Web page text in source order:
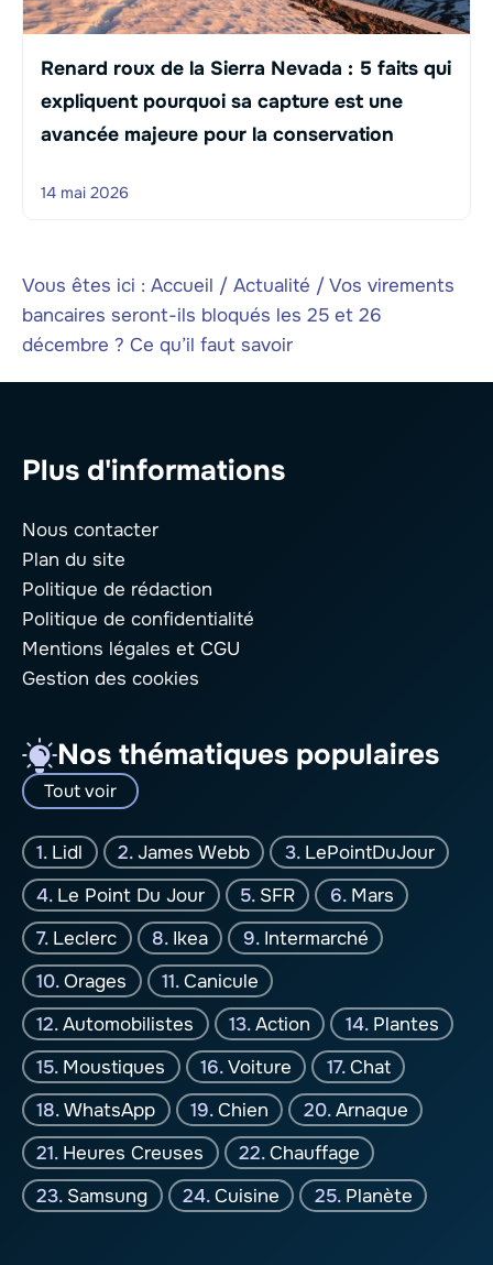
Renard roux de la Sierra Nevada : 5 faits qui
expliquent pourquoi sa capture est une
avancée majeure pour la conservation
14 mai 2026
Vous êtes ici : Accueil / Actualité /Vos virements
bancaires seront-ils bloqués les 25 et 26
décembre ? Ce qu’il faut savoir
Plus d'informations
Nous contacter
Plan du site
Politique de rédaction
Politique de confidentialité
Mentions légales et CGU
Gestion des cookies
Nos thématiques populaires
Tout voir
Lidl James Webb
LePointDuJour
Le Point Du Jour
SFR
Mars
Leclerc
Ikea
Intermarché
Orages
Canicule
Automobilistes
Action
Plantes
Moustiques
Voiture
Chat
WhatsApp
Chien
Arnaque
Heures Creuses
Chauffage
Samsung
Cuisine Planète